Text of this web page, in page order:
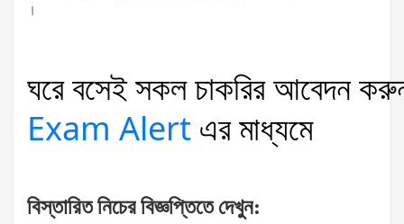
।
ঘরে বসেই সকল চাকরির আবেদন
Exam Alert এর মাধ্যমে
বিস্তারিতনিচেরবিজ্ঞপ্তিতে দেখুন: